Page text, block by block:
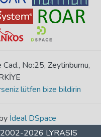
No:25, Zeytinburnu,
lütfen bize bildirin
İdeal DSpace
2002-2026 LYRASIS